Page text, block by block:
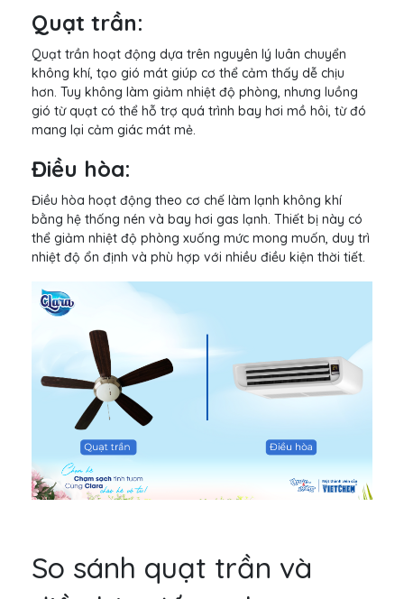
Quạt trần:
Quạt trần hoạt động dựa trên nguyên lý luân chuyển
không khí, tạo gió mát giúp cơ thể cảm thấy dễ chịu
hơn. Tuy không làm giảm nhiệt độ phòng, nhưng luồng
gió từ quạt có thể hỗ trợ quá trình bay hơi mồ hôi, từ đó
mang lại cảm giác mát mẻ.
Điều hòa:
Điều hòa hoạt động theo cơ chế làm lạnh không khí
bằng hệ thống nén và bay hơi gas lạnh. Thiết bị này có
thể giảm nhiệt độ phòng xuống mức mong muốn, duy trì
nhiệt độ ổn định và phù hợp với nhiều điều kiện thời tiết.
So sánh quạt trần và